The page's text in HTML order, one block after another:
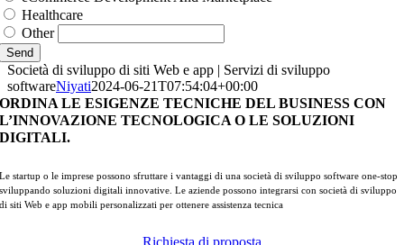
Healthcare
Other
Send
Società di sviluppo di siti Web e app | Servizi di sviluppo
softwareNiyati2024-06-21T07:54:04+00:00
ORDINA LE ESIGENZE TECNICHE DEL BUSINESS CON
L’INNOVAZIONE TECNOLOGICA O LE SOLUZIONI
DIGITALI.
Le startup o le imprese possono sfruttare i vantaggi di una società di sviluppo software one-stop
sviluppando soluzioni digitali innovative. Le aziende possono integrarsi con società di sviluppo
di siti Web e app mobili personalizzati per ottenere assistenza tecnica